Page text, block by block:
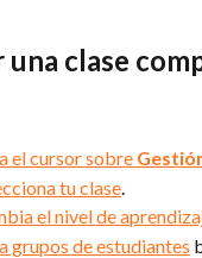
una clase
el cursor sobre
tu clase.
el nivel de
grupos de estudiantes